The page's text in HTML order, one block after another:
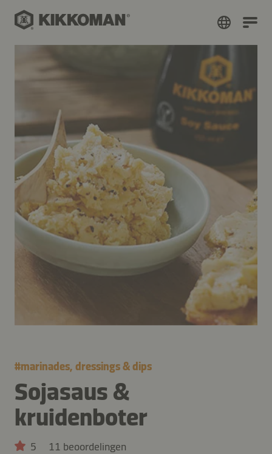
#marinades, dressings & dips
Sojasaus &
kruidenboter
5 11 beoordelingen